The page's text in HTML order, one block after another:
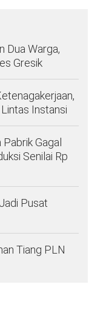
Dua Warga,
Gresik
Instansi
Gagal
Senilai Rp
Pusat
Tiang PLN